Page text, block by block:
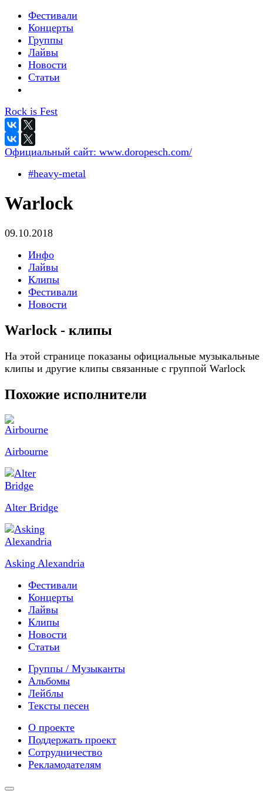
Фестивали
Концерты
Группы
Лайвы
Новости
Статьи
Rock is Fest
Официальный сайт: www.doropesch.com/
#heavy-metal
Warlock
09.10.2018
Инфо
Лайвы
Клипы
Фестивали
Новости
Warlock - клипы
На этой странице показаны официальные музыкальные
клипы и другие клипы связанные с группой Warlock
Похожие исполнители
Airbourne
Alter Bridge
Asking Alexandria
Фестивали
Концерты
Лайвы
Клипы
Новости
Статьи
Группы / Музыканты
Альбомы
Лейблы
Тексты песен
О проекте
Поддержать проект
Сотрудничество
Рекламодателям